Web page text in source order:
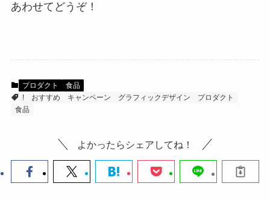
あわせてどうぞ！
プロダクト
食品
!
おすすめ キャンペーン グラフィックデザイン
プロダクト
食品
よかったらシェアしてね！